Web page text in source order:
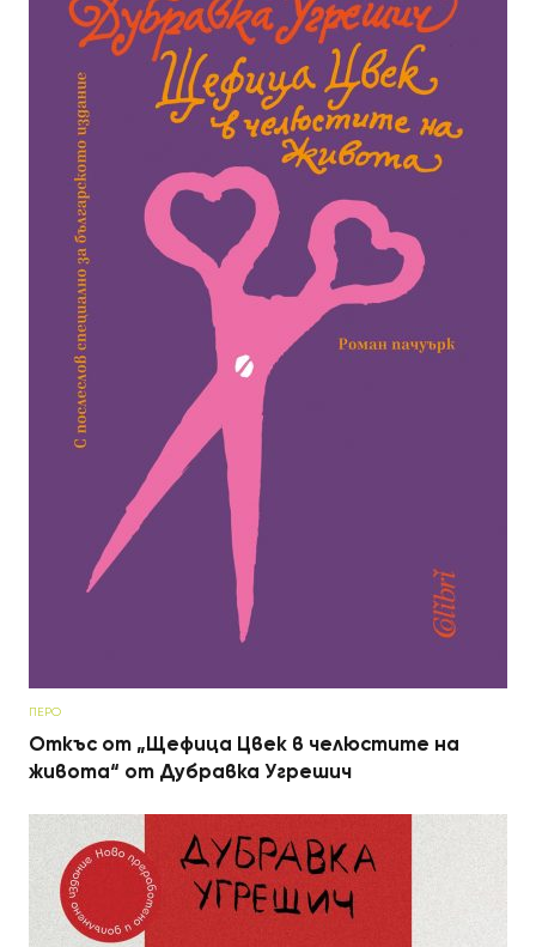
ПЕРО
Откъс от „Щефица Цвек в челюстите на
живота“ от Дубравка Угрешич